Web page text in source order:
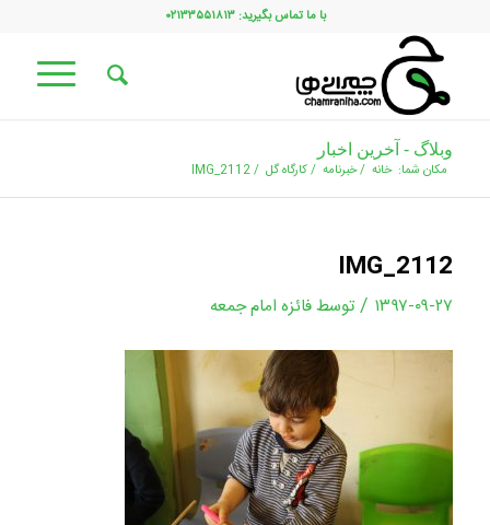
با ما تماس بگیرید: ۰۲۱۳۳۵۵۱۸۱۳
وبلاگ - آخرین اخبار
مکان شما: خانه /خبرنامه /کارگاه گل /
IMG_2112
IMG_2112
۱۳۹۷-۰۹-۲۷ / توسطفائزه امام جمعه